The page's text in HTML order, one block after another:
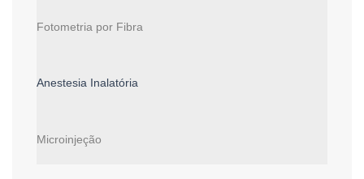
Fotometria por Fibra
Anestesia Inalatória
Microinjeção